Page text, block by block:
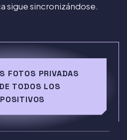
sigue sincronizándose.
FOTOS PRIVADAS
TODOS LOS